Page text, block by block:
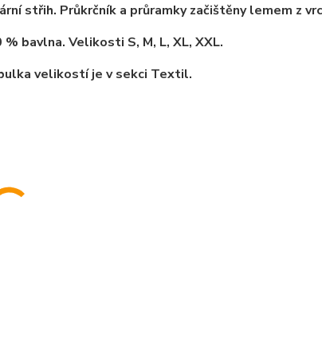
střih. Průkrčník a průramky začištěny lemem z
bavlna. Velikosti S, M, L, XL, XXL.
velikostí je v sekci Textil.